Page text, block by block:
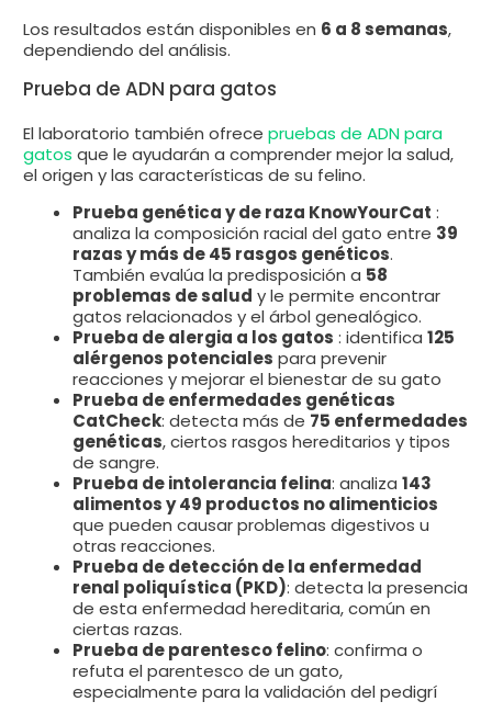
Los resultados están disponibles en 6 a 8 semanas,
dependiendo del análisis.
Prueba de ADN para gatos
El laboratorio también ofrece pruebas de ADN para
gatos que le ayudarán a comprender mejor la salud,
el origen y las características de su felino.
Prueba genética y de raza KnowYourCat :
analiza la composición racial del gato entre 39
razas y más de 45 rasgos genéticos.
También evalúa la predisposición a 58
problemas de salud y le permite encontrar
gatos relacionados y el árbol genealógico.
Prueba de alergia a los gatos : identifica 125
alérgenos potenciales para prevenir
reacciones y mejorar el bienestar de su gato
Prueba de enfermedades genéticas
CatCheck: detecta más de 75 enfermedades
genéticas, ciertos rasgos hereditarios y tipos
de sangre.
Prueba de intolerancia felina: analiza 143
alimentos y 49 productos no alimenticios
que pueden causar problemas digestivos u
otras reacciones.
Prueba de detección de la enfermedad
renal poliquística (PKD): detecta la presencia
de esta enfermedad hereditaria, común en
ciertas razas.
Prueba de parentesco felino: confirma o
refuta el parentesco de un gato,
especialmente para la validación del pedigrí